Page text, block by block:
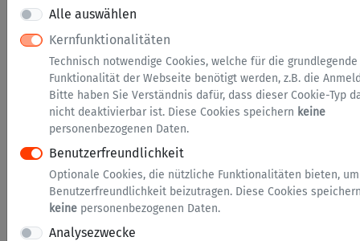
Alle auswählen
Kernfunktionalitäten
Technisch notwendige Cookies, welche für die grundlegende
Funktionalität der Webseite benötigt werden, z.B. die
Bitte haben Sie Verständnis dafür, dass dieser Cookie-Typ
nicht deaktivierbar ist. Diese Cookies speichern keine
personenbezogenen Daten.
Benutzerfreundlichkeit
Optionale Cookies, die nützliche Funktionalitäten bieten,
Benutzerfreundlichkeit beizutragen. Diese Cookies
keine personenbezogenen Daten.
Analysezwecke
Kategorien
Brillen
Dokumente
Elektronik
Fahrräder
Geld
Geldbörse
Handy